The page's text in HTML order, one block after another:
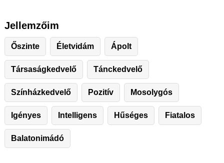
Jellemzőim
Őszinte Életvidám Ápolt
Társaságkedvelő Tánckedvelő
Színházkedvelő Pozitív Mosolygós
Igényes Intelligens Hűséges Fiatalos
Balatonimádó